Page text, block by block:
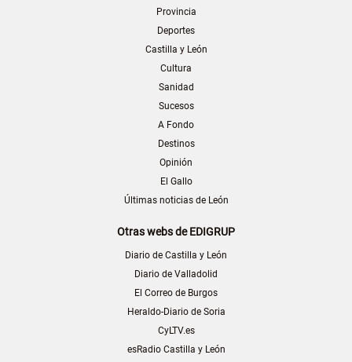
Provincia
Deportes
Castilla y León
Cultura
Sanidad
Sucesos
A Fondo
Destinos
Opinión
El Gallo
Últimas noticias de León
Otras webs de EDIGRUP
Diario de Castilla y León
Diario de Valladolid
El Correo de Burgos
Heraldo-Diario de Soria
CyLTV.es
esRadio Castilla y León